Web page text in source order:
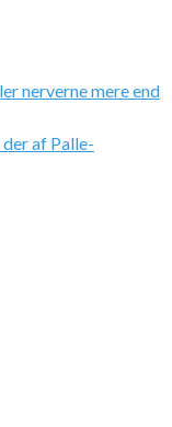
nerverne mere end
af Palle-